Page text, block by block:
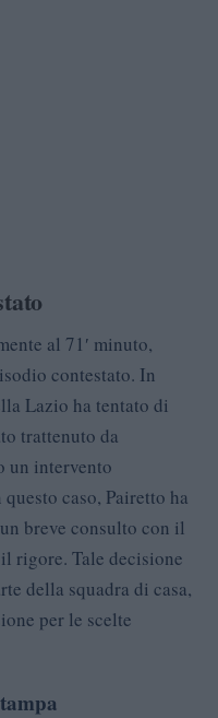
al 71′ minuto,
contestato. In
Lazio ha tentato di
trattenuto da
un intervento
caso, Pairetto ha
breve consulto con il
rigore. Tale decisione
della squadra di casa,
per le scelte